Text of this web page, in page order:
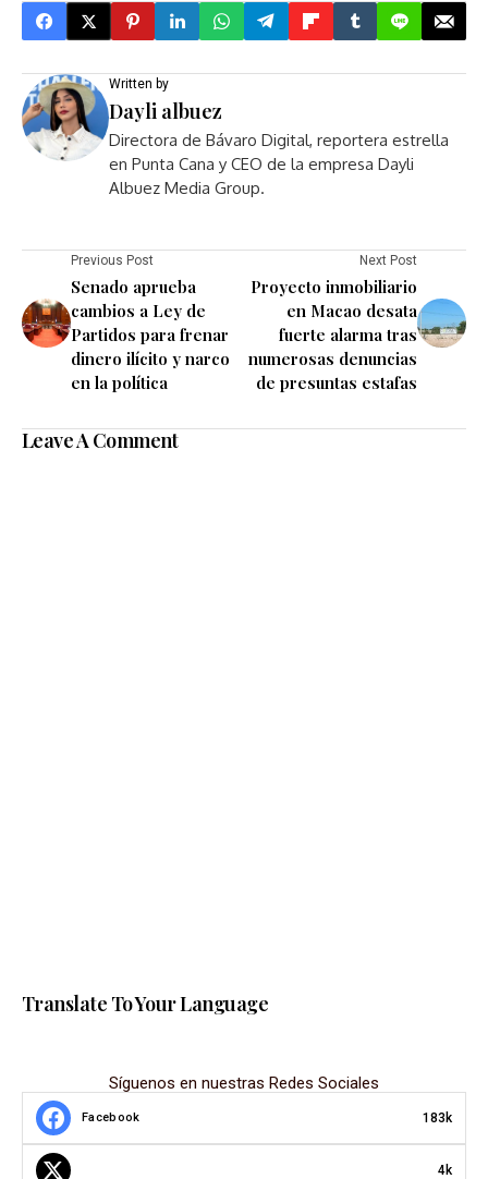
Written by
Dayli albuez
Directora de Bávaro Digital, reportera estrella
en Punta Cana y CEO de la empresa Dayli
Albuez Media Group.
Previous Post
Senado aprueba
cambios a Ley de
Partidos para frenar
dinero ilícito y narco
en la política
Next Post
Proyecto inmobiliario
en Macao desata
fuerte alarma tras
numerosas denuncias
de presuntas estafas
Leave A Comment
Translate To Your Language
Síguenos en nuestras Redes Sociales
Facebook 183k
4k